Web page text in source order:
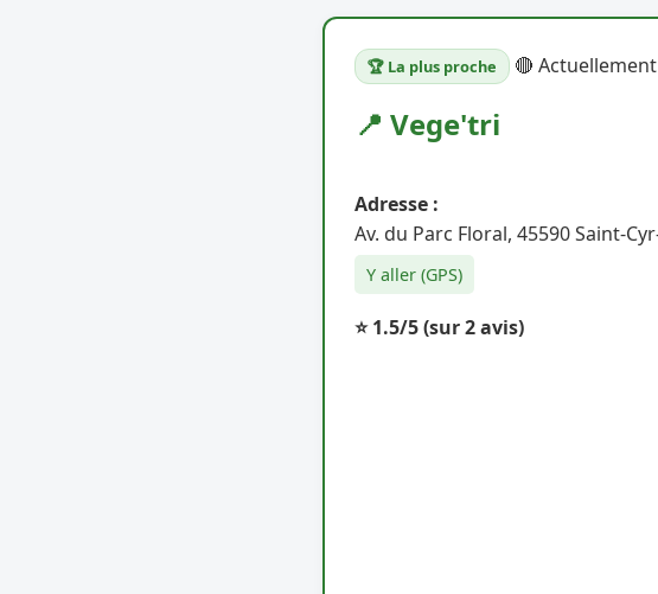
🏆 La plus proche 🔴
📍 Vege'tri
Adresse :
Av. du Parc Floral, 45590 Saint-
Y aller (GPS)
⭐ 1.5/5(sur 2 avis)